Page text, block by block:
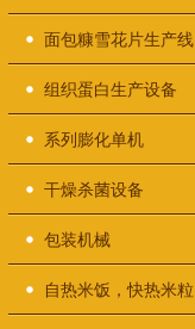
面包糠雪花片生产线
组织蛋白生产设备
系列膨化单机
干燥杀菌设备
包装机械
自热米饭，快热米粒